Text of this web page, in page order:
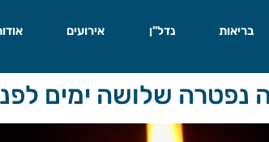
בריאות נדל"ן אירועים
שלושה ימים